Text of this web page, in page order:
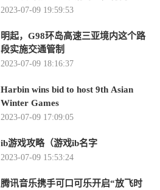
2023-07-09 19:59:53
明起，G98环岛高速三亚境内这个路
段实施交通管制
2023-07-09 18:16:37
Harbin wins bid to host 9th Asian
Winter Games
2023-07-09 17:09:05
ib游戏攻略（游戏ib名字
2023-07-09 15:53:24
腾讯音乐携手可口可乐开启“放飞时